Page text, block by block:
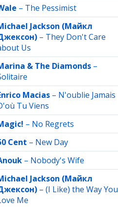
– The Pessimist
Jackson (Майкл
– They Don't Care
Us
& The Diamonds –
Macias – N'oublie Jamais
Tu Viens
– No Regrets
Cent – New Day
– Nobody's Wife
Jackson (Майкл
– (I Like) the Way You
Me